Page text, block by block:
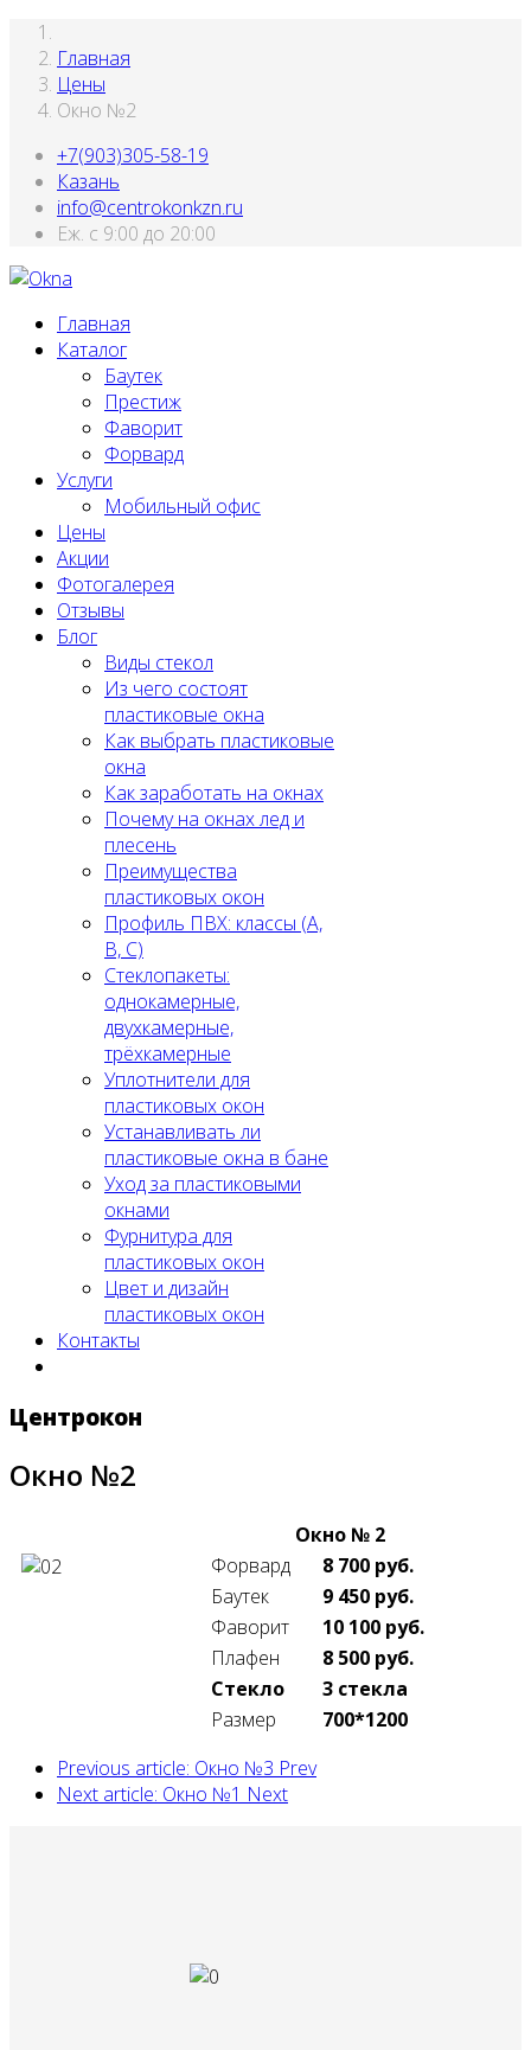
Главная
Цены
Окно №2
+7(903)305-58-19
Казань
info@centrokonkzn.ru
Еж. с 9:00 до 20:00
Главная
Каталог
Баутек
Престиж
Фаворит
Форвард
Услуги
Мобильный офис
Цены
Акции
Фотогалерея
Отзывы
Блог
Виды стекол
Из чего состоят
пластиковые окна
Как выбрать пластиковые
окна
Как заработать на окнах
Почему на окнах лед и
плесень
Преимущества
пластиковых окон
Профиль ПВХ: классы (A,
B, C)
Стеклопакеты:
однокамерные,
двухкамерные,
трёхкамерные
Уплотнители для
пластиковых окон
Устанавливать ли
пластиковые окна в бане
Уход за пластиковыми
окнами
Фурнитура для
пластиковых окон
Цвет и дизайн
пластиковых окон
Контакты
Центрокон
Окно №2
Окно № 2
Форвард
8 700руб.
Баутек
9 450руб.
Фаворит
10 100руб.
Плафен
8 500руб.
Стекло
3стекла
Размер
700*1200
Previous article: Окно №3 Prev
Next article: Окно №1 Next